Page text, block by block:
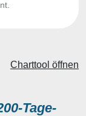
Tage-
Charttool öffnen